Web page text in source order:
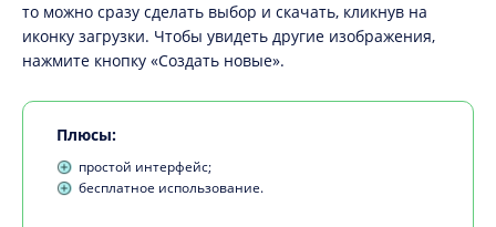
то можно сразу сделать выбор и скачать, кликнув на
иконку загрузки. Чтобы увидеть другие изображения,
нажмите кнопку «Создать новые».
Плюсы:
простой интерфейс;
бесплатное использование.